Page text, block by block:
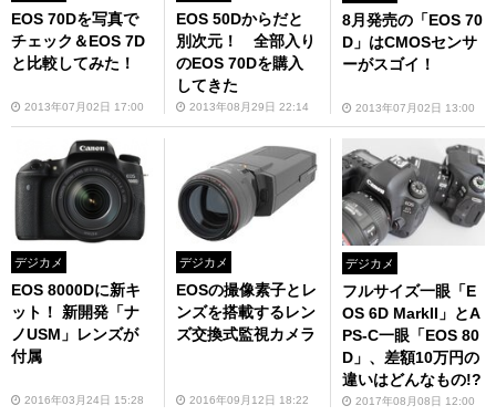
EOS 70Dを写真で
チェック＆EOS 7D
と比較してみた！
2013年07月02日 17:00
EOS 50Dからだと
別次元！ 全部入り
のEOS 70Dを購入
してきた
2013年08月29日 22:14
8月発売の「EOS 70
D」はCMOSセンサ
ーがスゴイ！
2013年07月02日 13:00
デジカメ
EOS 8000Dに新キ
ット！ 新開発「ナ
ノUSM」レンズが
付属
2016年03月24日 15:28
デジカメ
EOSの撮像素子とレ
ンズを搭載するレン
ズ交換式監視カメラ
2016年09月12日 18:22
デジカメ
フルサイズ一眼「E
OS 6D MarkII」とA
PS-C一眼「EOS 80
D」、差額10万円の
違いはどんなもの!?
2017年08月08日 12:00